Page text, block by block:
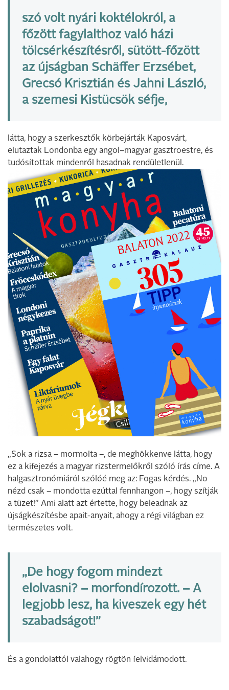
szó volt nyári koktélokról, a
főzött fagylalthoz való házi
tölcsérkészítésről, sütött-főzött
az újságban Schäffer Erzsébet,
Grecsó Krisztián és Jahni László,
a szemesi Kistücsök séfje,
látta, hogy a szerkesztők körbejárták Kaposvárt,
elutaztak Londonba egy angol–magyar gasztroestre, és
tudósítottak mindenről hasadnak rendületlenül.
„Sok a rizsa – mormolta –, de meghökkenve látta, hogy
ez a kifejezés a magyar rizstermelőkről szóló írás címe. A
halgasztronómiáról szólóé meg az: Fogas kérdés. „No
nézd csak – mondotta ezúttal fennhangon –, hogy szítják
a tüzet!” Ami alatt azt értette, hogy beleadnak az
újságkészítésbe apait-anyait, ahogy a régi világban ez
természetes volt.
„De hogy fogom mindezt
elolvasni? – morfondírozott. – A
legjobb lesz, ha kiveszek egy hét
szabadságot!”
És a gondolattól valahogy rögtön felvidámodott.